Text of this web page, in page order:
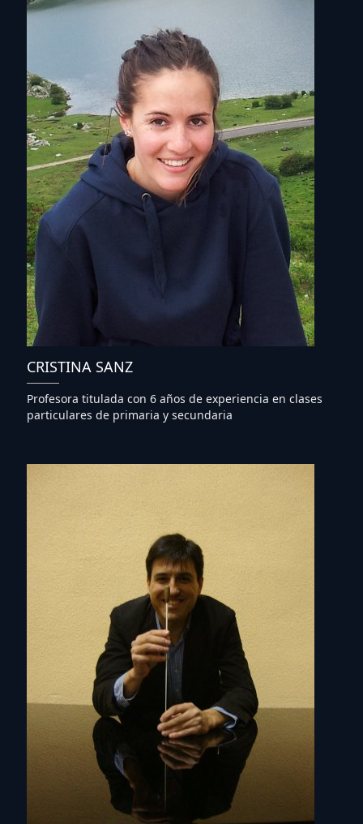
CRISTINA SANZ
Profesora titulada con 6 años de experiencia en clases
particulares de primaria y secundaria